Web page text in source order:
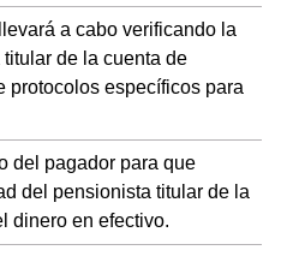
a cabo verificando la
de la cuenta de
protocolos específicos para
del pagador para que
del pensionista titular de la
dinero en efectivo.